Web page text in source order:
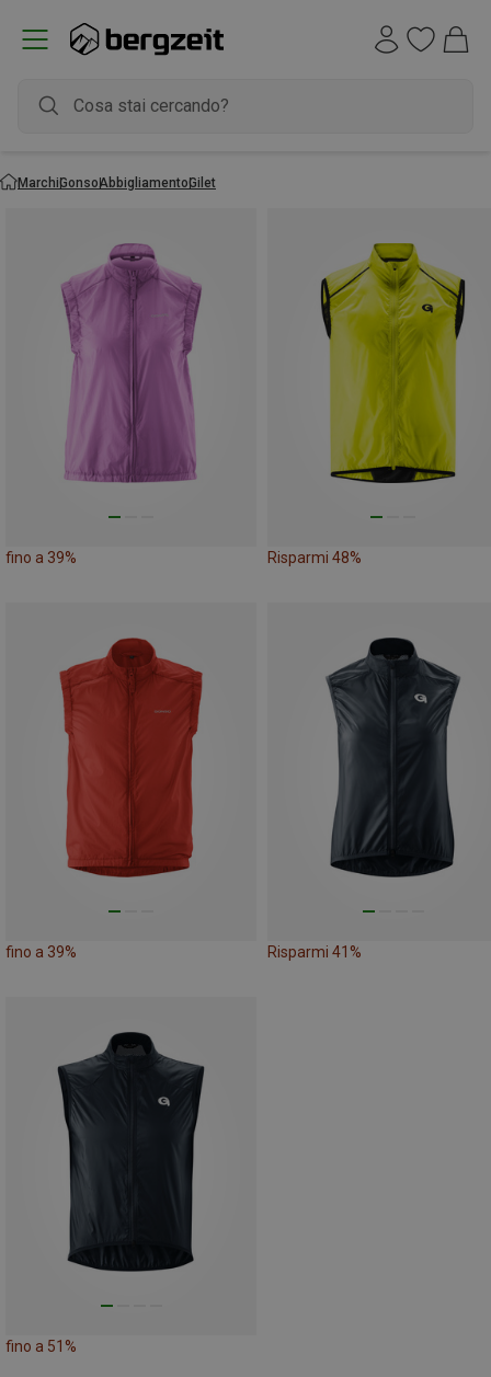
MarchiGonsoAbbigliamentoGilet
fino a 39% Risparmi 48%
fino a 39% Risparmi 41%
fino a 51%